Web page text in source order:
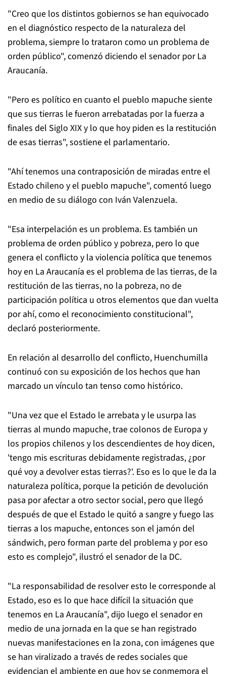
"Creo que los distintos gobiernos se han equivocado
en el diagnóstico respecto de la naturaleza del
problema, siempre lo trataron como un problema de
orden público", comenzó diciendo el senador por La
Araucanía.
"Pero es político en cuanto el pueblo mapuche siente
que sus tierras le fueron arrebatadas por la fuerza a
finales del Siglo XIX y lo que hoy piden es la restitución
de esas tierras", sostiene el parlamentario.
"Ahí tenemos una contraposición de miradas entre el
Estado chileno y el pueblo mapuche", comentó luego
en medio de su diálogo con Iván Valenzuela.
"Esa interpelación es un problema. Es también un
problema de orden público y pobreza, pero lo que
genera el conflicto y la violencia política que tenemos
hoy en La Araucanía es el problema de las tierras, de la
restitución de las tierras, no la pobreza, no de
participación política u otros elementos que dan vuelta
por ahí, como el reconocimiento constitucional",
declaró posteriormente.
En relación al desarrollo del conflicto, Huenchumilla
continuó con su exposición de los hechos que han
marcado un vínculo tan tenso como histórico.
"Una vez que el Estado le arrebata y le usurpa las
tierras al mundo mapuche, trae colonos de Europa y
los propios chilenos y los descendientes de hoy dicen,
'tengo mis escrituras debidamente registradas, ¿por
qué voy a devolver estas tierras?'. Eso es lo que le da la
naturaleza política, porque la petición de devolución
pasa por afectar a otro sector social, pero que llegó
después de que el Estado le quitó a sangre y fuego las
tierras a los mapuche, entonces son el jamón del
sándwich, pero forman parte del problema y por eso
esto es complejo", ilustró el senador de la DC.
"La responsabilidad de resolver esto le corresponde al
Estado, eso es lo que hace difícil la situación que
tenemos en La Araucanía", dijo luego el senador en
medio de una jornada en la que se han registrado
nuevas manifestaciones en la zona, con imágenes que
se han viralizado a través de redes sociales que
evidencian el ambiente en que hoy se conmemora el